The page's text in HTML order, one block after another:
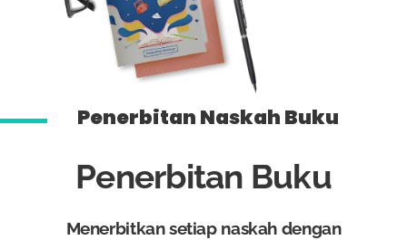
Penerbitan Naskah Buku
Penerbitan Buku
Menerbitkan setiap naskah dengan